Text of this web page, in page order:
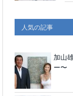
人気の記事
加山
ー〜